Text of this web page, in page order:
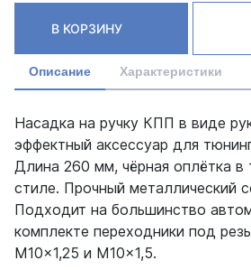
В КОРЗИНУ
Описание Характеристики
Насадка на ручку КПП в виде
эффектный аксессуар для
Длина 260 мм, чёрная оплётка в
стиле. Прочный металлический
Подходит на большинство
комплекте переходники под
М10×1,25 и М10×1,5.